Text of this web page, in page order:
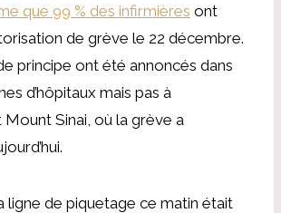
que 99 % des infirmières ont
de grève le 22 décembre.
principe ont été annoncés dans
d’hôpitaux mais pas à
Sinai, où la grève a
ligne de piquetage ce matin était